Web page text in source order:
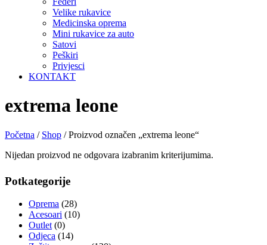
Velike rukavice
Medicinska oprema
Mini rukavice za auto
Satovi
Peškiri
Privjesci
KONTAKT
extrema leone
Početna / Shop / Proizvod označen „extrema leone“
Nijedan proizvod ne odgovara izabranim kriterijumima.
Potkategorije
Oprema (28)
Acesoari (10)
Outlet (0)
Odjeca (14)